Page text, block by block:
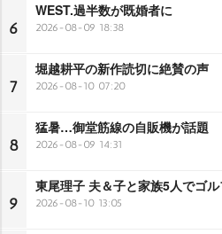
6
WEST.過半数が既婚者に
2026-08-09 18:38
7
堀越耕平の新作読切に絶賛の声
2026-08-10 07:20
8
猛暑…御堂筋線の自販機が話題
2026-08-09 14:31
9
東尾理子 夫＆子と家族5人でゴル
2026-08-10 13:05